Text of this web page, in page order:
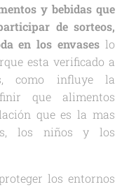
y bebidas que
de sorteos,
en los envases lo
esta verificado a
como influye la
que alimentos
que es la mas
los niños y los
los entornos